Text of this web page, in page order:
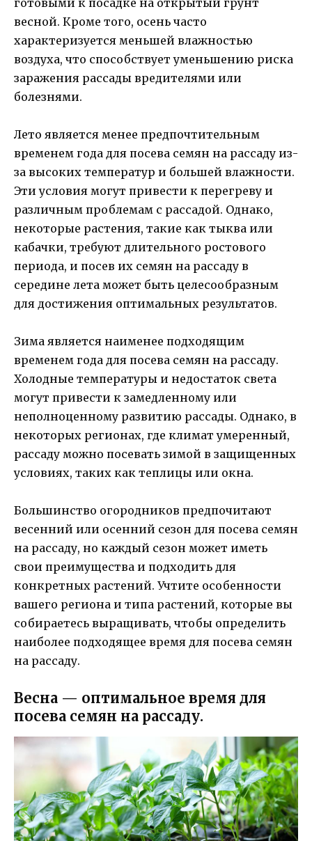
весной. Кроме того, осень часто
характеризуется меньшей влажностью
воздуха, что способствует уменьшению риска
заражения рассады вредителями или
болезнями.
Лето является менее предпочтительным
временем года для посева семян на рассаду из-
за высоких температур и большей влажности.
Эти условия могут привести к перегреву и
различным проблемам с рассадой. Однако,
некоторые растения, такие как тыква или
кабачки, требуют длительного ростового
периода, и посев их семян на рассаду в
середине лета может быть целесообразным
для достижения оптимальных результатов.
Зима является наименее подходящим
временем года для посева семян на рассаду.
Холодные температуры и недостаток света
могут привести к замедленному или
неполноценному развитию рассады. Однако, в
некоторых регионах, где климат умеренный,
рассаду можно посевать зимой в защищенных
условиях, таких как теплицы или окна.
Большинство огородников предпочитают
весенний или осенний сезон для посева семян
на рассаду, но каждый сезон может иметь
свои преимущества и подходить для
конкретных растений. Учтите особенности
вашего региона и типа растений, которые вы
собираетесь выращивать, чтобы определить
наиболее подходящее время для посева семян
на рассаду.
Весна — оптимальное время для
посева семян на рассаду.